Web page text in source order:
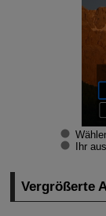
Ihr
Vergrößerte